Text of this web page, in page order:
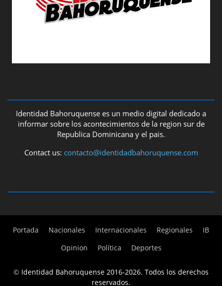
Identidad Bahoruquense es un medio digital dedicado a
informar sobre los acontecimientos de la region sur de
Republica Dominicana y el pais.
Contact us: contacto@identidadbahoruquense.com
Portada Nacionales Internacionales Regionales
IB
Opinion
Política Deportes
© Identidad Bahoruquense 2016-2026. Todos los derechos
reservados.